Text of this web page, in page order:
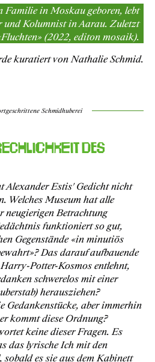
Familie in Moskau geboren, lebt
und Kolumnist in Aarau. Zuletzt
(2022, editon mosaik).
kuratiert von Nathalie Schmid.
Schmidhuberei
des
Alexander Estis' Gedicht nicht
Welches Museum hat alle
neugierigen Betrachtung
funktioniert so gut,
Gegenstände «in minutiös
? Das darauf aufbauende
Potter-Kosmos entlehnt,
schwerelos mit einer
herausziehen?
Gedankenstücke, aber immerhin
kommt diese Ordnung?
keine dieser Fragen. Es
das lyrische Ich mit den
sobald es sie aus dem Kabinett